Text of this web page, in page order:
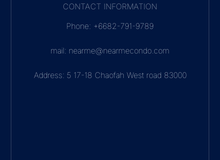
CONTACT INFORMATION
Phone: +6682-791-9789
mail: nearme@nearmecondo.com
Address: 5 17-18 Chaofah West road 83000